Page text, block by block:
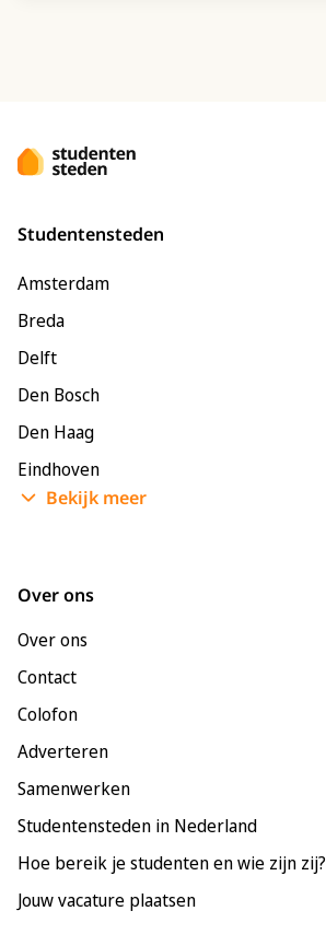
Studentensteden
Amsterdam
Breda
Delft
Den Bosch
Den Haag
Eindhoven
Enschede
Bekijk meer
Over ons
Over ons
Contact
Colofon
Adverteren
Samenwerken
Studentensteden in Nederland
Hoe bereik je studenten en wie zijn zij?
Jouw vacature plaatsen